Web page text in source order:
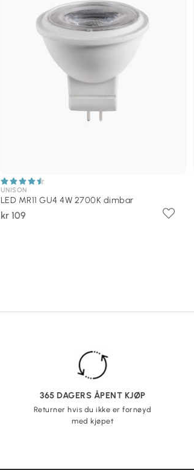
UNISON
LED MR11 GU4 4W 2700K dimbar
kr 109
365 DAGERS ÅPENT KJØP
Returner hvis du ikke er fornøyd
med kjøpet